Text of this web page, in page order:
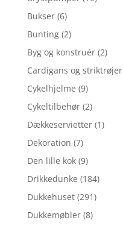
Bukser (6)
Bunting (2)
Byg og konstruér (2)
Cardigans og striktrøjer
Cykelhjelme (9)
Cykeltilbehør (2)
Dækkeservietter (1)
Dekoration (7)
Den lille kok (9)
Drikkedunke (184)
Dukkehuset (291)
Dukkemøbler (8)